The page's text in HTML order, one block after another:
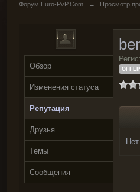
Форум Euro-PvP.Com → Просмотр
Обзор
Изменения статуса
Репутация
Друзья
Темы
Сообщения